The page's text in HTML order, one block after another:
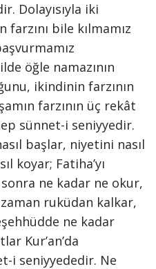
Dolayısıyla iki
farzını bile kılmamız
öğle namazının
ikindinin farzının
farzının üç rekât
sünnet-i seniyyedir.
başlar, niyetini nasıl
koyar; Fatiha’yı
ne kadar ne okur,
ruküdan kalkar,
ne kadar
Kur’an’da
i seniyyededir. Ne